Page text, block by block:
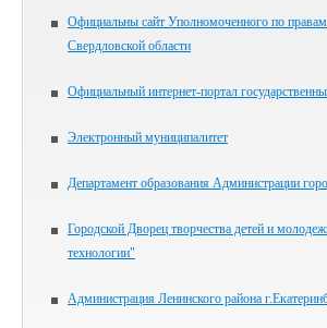
Официальны сайт Уполномоченного по правам
Свердловской области
Официальный интернет-портал
Электронный муниципалитет
Департамент образования Администрации
Городской Дворец творчества детей и
технологии"
Администрация Ленинского района